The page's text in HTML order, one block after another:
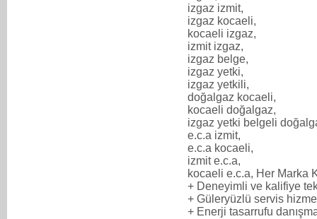
izgaz izmit,
izgaz kocaeli,
kocaeli izgaz,
izmit izgaz,
izgaz belge,
izgaz yetki,
izgaz yetkili,
doğalgaz kocaeli,
kocaeli doğalgaz,
izgaz yetki belgeli
e.c.a izmit,
e.c.a kocaeli,
izmit e.c.a,
kocaeli e.c.a, Her Marka
+ Deneyimli ve kalifiye
+ Güleryüzlü servis
+ Enerji tasarrufu